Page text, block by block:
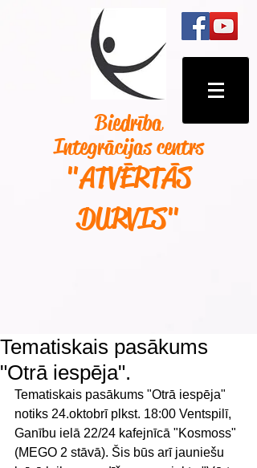
Biedrība
Integrācijas centrs
"ATVĒRTĀS
DURVIS"
Tematiskais pasākums
"Otrā iespēja".
Tematiskais pasākums "Otrā iespēja"
notiks 24.oktobrī plkst. 18:00 Ventspilī,
Ganību ielā 22/24 kafejnīcā "Kosmoss"
(MEGO 2 stāvā). Šis būs arī jauniešu